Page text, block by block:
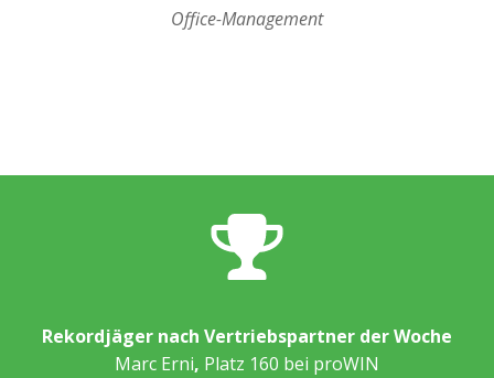
Office-Management
Rekordjäger nach Vertriebspartner der Woche
Marc Erni, Platz 160 bei proWIN